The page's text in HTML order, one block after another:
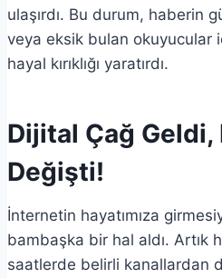
ulaşırdı. Bu durum, haberin
veya eksik bulan okuyucular
hayal kırıklığı yaratırdı.
Dijital Çağ Geldi,
Değişti!
İnternetin hayatımıza
bambaşka bir hal aldı. Artık
saatlerde belirli kanallardan